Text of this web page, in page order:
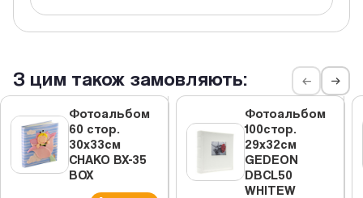
З цим також замовляють:
Фотоальбом
60 стор.
30х33см
CHAKO BX-35
BOX
Фотоальбом
100стор.
29x32см
GEDEON
DBCL50
WHITEW